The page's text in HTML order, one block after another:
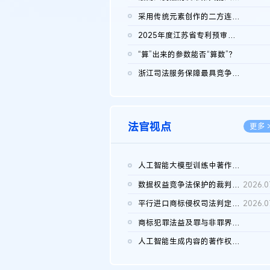
采用传统元素创作的二方连续装饰图案作品的独创性及侵权对比认定
2025年度江苏省专利预审典型案例
“算”出来的参数能否“算数”？
浙江司法服务保障最具竞争力营商环境建设典型案例（第二批）含侵...
法官视点 更多
人工智能大模型训练中著作权的合理使用
数据权益竞争法保护的裁判路径构建
平行进口商标侵权司法判定规则的困境与纾解
商标犯罪法益及罪与非罪界限研究
人工智能生成内容的著作权司法认定：演进逻辑、现实困境与规则建...